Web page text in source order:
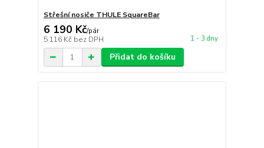
Střešní nosiče THULE SquareBar
6 190 Kč/pár
5 116 Kč bez DPH 1 - 3 dny
Přidat do košíku